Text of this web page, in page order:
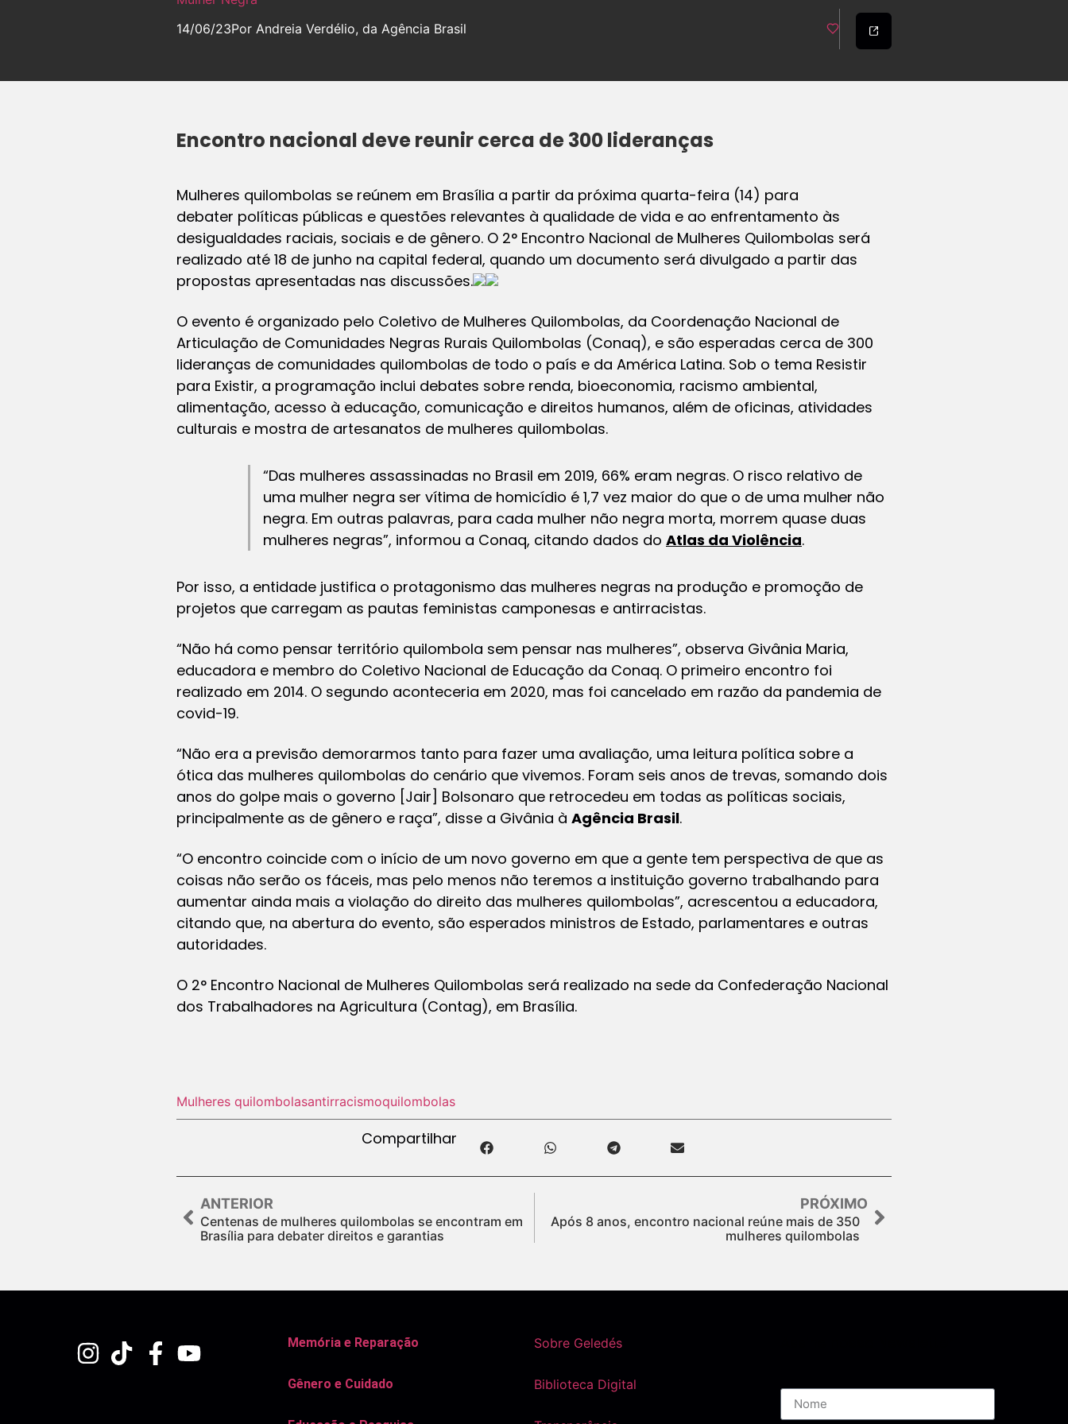
14/06/23Por Andreia Verdélio, da Agência Brasil
Encontro nacional deve reunir cerca de 300 lideranças
Mulheres quilombolas se reúnem em Brasília a partir da próxima quarta-feira (14) para
debater políticas públicas e questões relevantes à qualidade de vida e ao enfrentamento às
desigualdades raciais, sociais e de gênero. O 2° Encontro Nacional de Mulheres Quilombolas será
realizado até 18 de junho na capital federal, quando um documento será divulgado a partir das
propostas apresentadas nas discussões.
O evento é organizado pelo Coletivo de Mulheres Quilombolas, da Coordenação Nacional de
Articulação de Comunidades Negras Rurais Quilombolas (Conaq), e são esperadas cerca de 300
lideranças de comunidades quilombolas de todo o país e da América Latina. Sob o tema Resistir
para Existir, a programação inclui debates sobre renda, bioeconomia, racismo ambiental,
alimentação, acesso à educação, comunicação e direitos humanos, além de oficinas, atividades
culturais e mostra de artesanatos de mulheres quilombolas.
“Das mulheres assassinadas no Brasil em 2019, 66% eram negras. O risco relativo de
uma mulher negra ser vítima de homicídio é 1,7 vez maior do que o de uma mulher não
negra. Em outras palavras, para cada mulher não negra morta, morrem quase duas
mulheres negras”, informou a Conaq, citando dados do Atlas da Violência.
Por isso, a entidade justifica o protagonismo das mulheres negras na produção e promoção de
projetos que carregam as pautas feministas camponesas e antirracistas.
“Não há como pensar território quilombola sem pensar nas mulheres”, observa Givânia Maria,
educadora e membro do Coletivo Nacional de Educação da Conaq. O primeiro encontro foi
realizado em 2014. O segundo aconteceria em 2020, mas foi cancelado em razão da pandemia de
covid-19.
“Não era a previsão demorarmos tanto para fazer uma avaliação, uma leitura política sobre a
ótica das mulheres quilombolas do cenário que vivemos. Foram seis anos de trevas, somando dois
anos do golpe mais o governo [Jair] Bolsonaro que retrocedeu em todas as políticas sociais,
principalmente as de gênero e raça”, disse a Givânia à Agência Brasil.
“O encontro coincide com o início de um novo governo em que a gente tem perspectiva de que as
coisas não serão os fáceis, mas pelo menos não teremos a instituição governo trabalhando para
aumentar ainda mais a violação do direito das mulheres quilombolas”, acrescentou a educadora,
citando que, na abertura do evento, são esperados ministros de Estado, parlamentares e outras
autoridades.
O 2° Encontro Nacional de Mulheres Quilombolas será realizado na sede da Confederação Nacional
dos Trabalhadores na Agricultura (Contag), em Brasília.
Mulheres quilombolasantirracismoquilombolas
Compartilhar
ANTERIOR
Centenas de mulheres quilombolas se encontram em
Brasília para debater direitos e garantias
PRÓXIMO
Após 8 anos, encontro nacional reúne mais de 350
mulheres quilombolas
Memória e Reparação
Gênero e Cuidado
Sobre Geledés
Biblioteca Digital